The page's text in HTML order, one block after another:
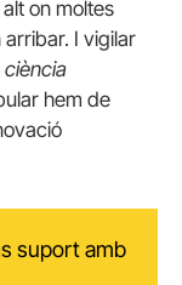
on moltes
I vigilar
ciència
hem de
suport amb